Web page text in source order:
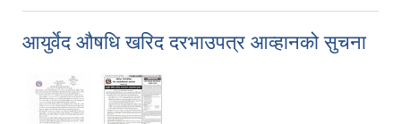
आयुर्वेद औषधि खरिद दरभाउपत्र आव्हानको सुचना